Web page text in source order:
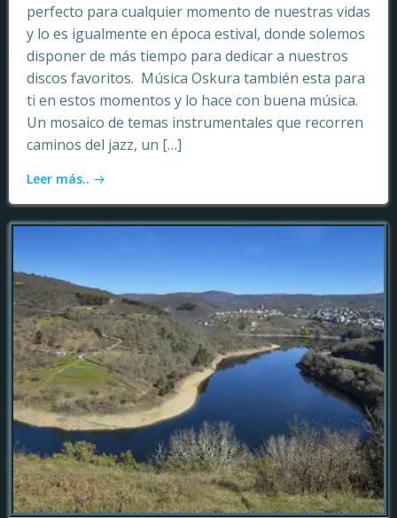
perfecto para cualquier momento de nuestras vidas
y lo es igualmente en época estival, donde solemos
disponer de más tiempo para dedicar a nuestros
discos favoritos. Música Oskura también esta para
ti en estos momentos y lo hace con buena música.
Un mosaico de temas instrumentales que recorren
caminos del jazz, un […]
Leer más..